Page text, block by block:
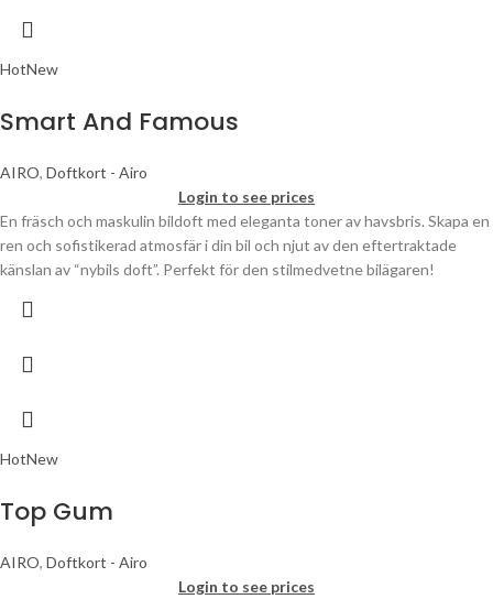
HotNew
Smart And Famous
AIRO, Doftkort - Airo
Login to see prices
En fräsch och maskulin bildoft med eleganta toner av havsbris. Skapa en
ren och sofistikerad atmosfär i din bil och njut av den eftertraktade
känslan av “nybils doft”. Perfekt för den stilmedvetne bilägaren!
HotNew
Top Gum
AIRO, Doftkort - Airo
Login to see prices